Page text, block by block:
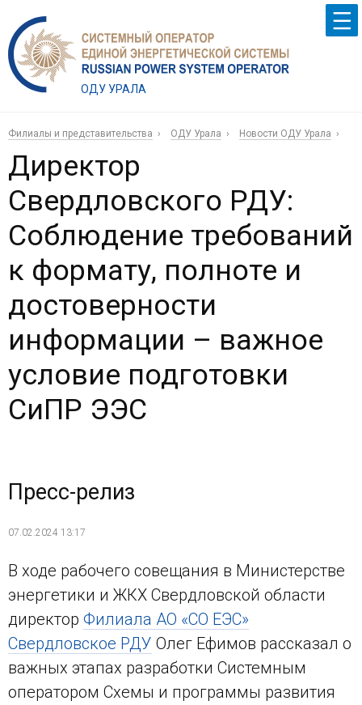
ОДУ УРАЛА
Филиалы и представительства ОДУ Урала Новости ОДУ Урала
Директор
Свердловского РДУ:
Соблюдение требований
к формату, полноте и
достоверности
информации – важное
условие подготовки
СиПР ЭЭС
Пресс-релиз
07.02.2024 13:17
В ходе рабочего совещания в Министерстве
энергетики и ЖКХ Свердловской области
директор Филиала АО «СО ЕЭС»
Свердловское РДУ Олег Ефимов рассказал о
важных этапах разработки Системным
оператором Схемы и программы развития